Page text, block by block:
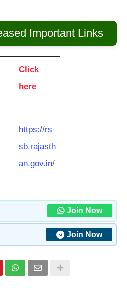
Important Links
Click
here
https://rs
sb.rajasth
an.gov.in/
Join Now
Join Now